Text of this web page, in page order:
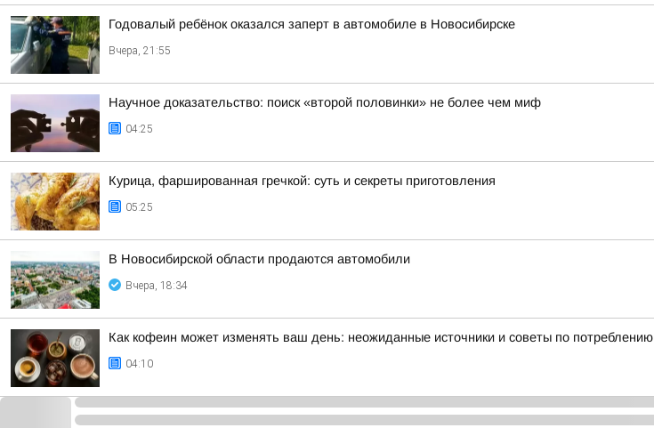
Годовалый ребёнок оказался заперт в автомобиле в Новосибирске
Вчера, 21:55
Научное доказательство: поиск «второй половинки» не более чем миф
04:25
Курица, фаршированная гречкой: суть и секреты приготовления
05:25
В Новосибирской области продаются автомобили
Вчера, 18:34
Как кофеин может изменять ваш день: неожиданные источники и советы по потреблению
04:10